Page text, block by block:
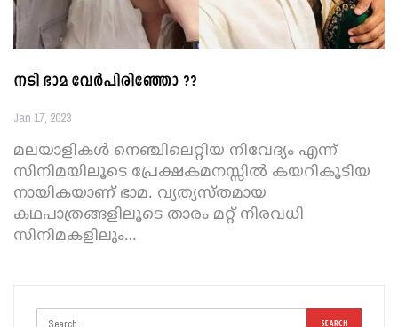
നടി ഭാമ വേർപിരിഞ്ഞോ ??
Jan 17, 2023
മലയാളികൾ നെഞ്ചിലെറ്റിയ നിവേദ്യം എന്ന്
സിനിമയിലൂടെ പ്രേക്ഷകമനസ്സിൽ കയറികൂടിയ
നായികയാണ് ഭാമ. വ്യത്യസ്തമായ
കഥപാത്രങ്ങളിലൂടെ താരം മറ്റ് നിരവധി
സിനിമകളിലും…